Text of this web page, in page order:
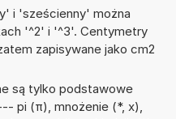
i 'sześcienny' można
'^2' i '^3'. Centymetry
zapisywane jako cm2
są tylko podstawowe
pi (π), mnożenie (*, x),